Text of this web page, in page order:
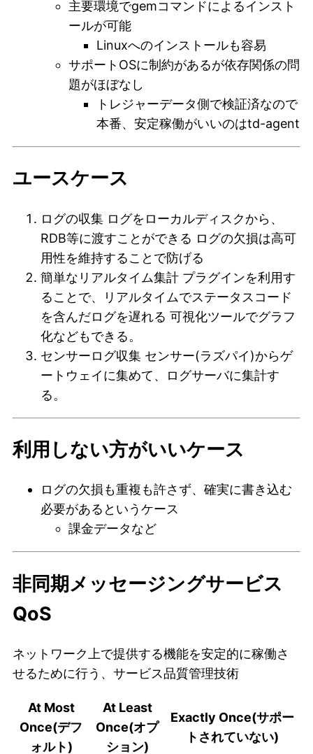
主要環境でgemコマンドによるインスト
ールが可能
Linuxへのインストールも容易
サポートOSに制約があるが依存関係の問
題がほぼなし
トレジャーデータ側で検証済なので
本番、安定稼働がいいのはtd-agent
ユースケース
ログの収集 ログをローカルディスクから、
RDB等に渡すことができる ログの欠損は高可
用性を維持することで防げる
簡単なリアルタイム集計 プラグインを利用す
ることで、リアルタイムでステータスコード
を含んだログを遅れる 可視化ツールでグラフ
化などもできる。
センサーログ収集 センサー(ラズパイ)からゲ
ートウェイに集めて、ログサーバに集計す
る。
利用しない方がいいケース
ログの欠損も重複も許さず、確実に書き込む
必要があるというケース
課金データなど
非同期メッセージングサービス
QoS
ネットワーク上で提供する機能を安定的に稼働さ
せるために行う、サービス品質管理技術
At Most
Once(デフ
ォルト)
At Least
Once(オプ
ション)
Exactly Once(サポー
トされていない)